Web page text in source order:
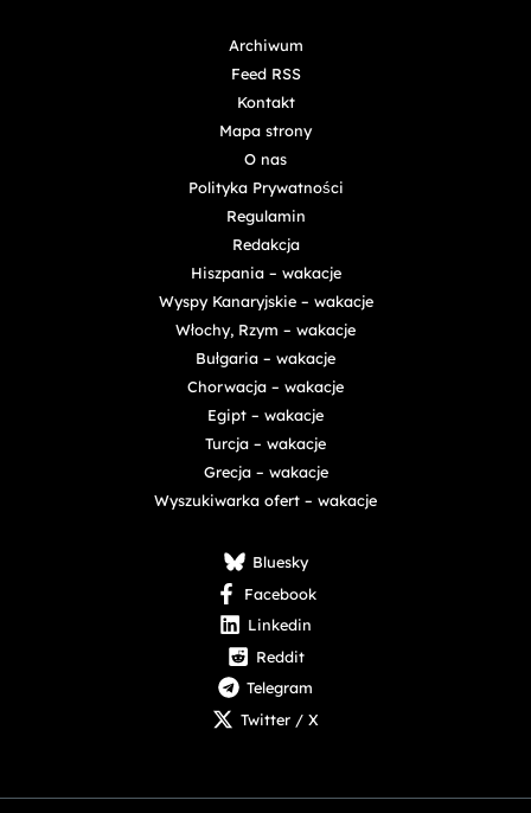
Archiwum
Feed RSS
Kontakt
Mapa strony
O nas
Polityka Prywatności
Regulamin
Redakcja
Hiszpania – wakacje
Wyspy Kanaryjskie – wakacje
Włochy, Rzym – wakacje
Bułgaria – wakacje
Chorwacja – wakacje
Egipt – wakacje
Turcja – wakacje
Grecja – wakacje
Wyszukiwarka ofert – wakacje
Bluesky
Facebook
Linkedin
Reddit
Telegram
Twitter / X